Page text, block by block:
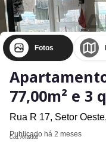
Fotos
77,00m² e 3
Rua R 17, Setor Oeste,
Publicado há 2 meses
Cod. AX39106